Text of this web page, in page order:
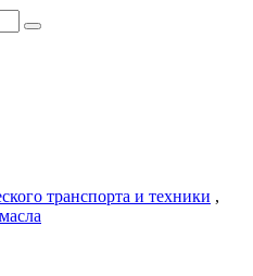
транспорта и техники ,